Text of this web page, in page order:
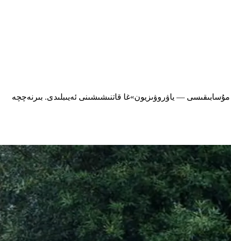
داۋاملاشتۇرۇۋاتقان بىر پەيتتە، ئۇنىڭ «2026-يىللىق ياۋروپا ناخشا-ئۇسسۇل مۇسابىقىسى — ياۋروۋىزيون»غا قاتنىشىشىنى ئەيىبلىدى. بىرنەچچە